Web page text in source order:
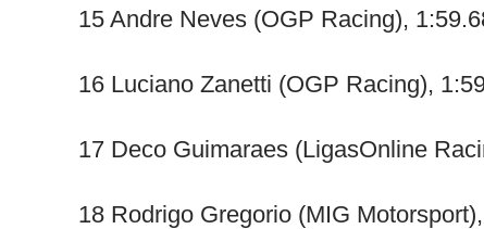
15 Andre Neves (OGP Racing),
16 Luciano Zanetti (OGP Racing),
17 Deco Guimaraes (LigasOnline
18 Rodrigo Gregorio (MIG